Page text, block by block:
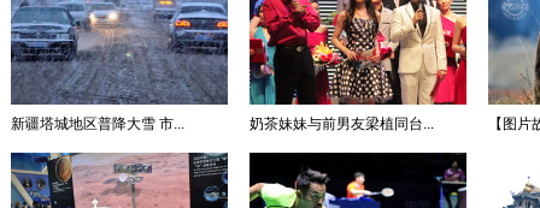
新疆塔城地区普降大雪 市... 奶茶妹妹与前男友梁植同台... 【图